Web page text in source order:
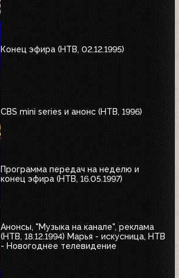
Конец эфира (НТВ, 02.12.1995)
CBS mini series и анонс (НТВ, 1996)
Программа передач на неделю и
конец эфира (НТВ, 16.05.1997)
Анонсы, "Музыка на канале", реклама
(НТВ, 18.12.1994) Марья - искусница, НТВ
- Новогоднее телевидение